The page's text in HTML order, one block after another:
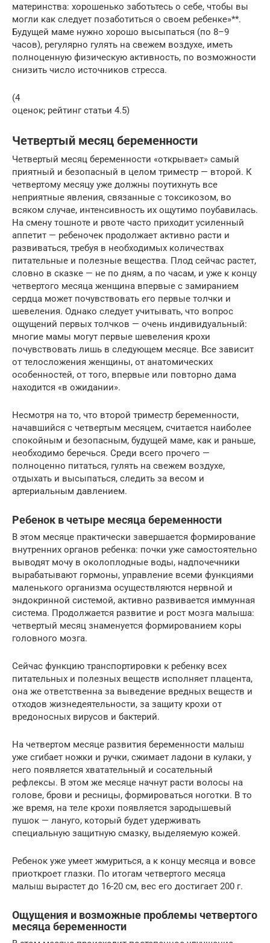
материнства: хорошенько заботьтесь о себе, чтобы вы
могли как следует позаботиться о своем ребенке»**.
Будущей маме нужно хорошо высыпаться (по 8–9
часов), регулярно гулять на свежем воздухе, иметь
полноценную физическую активность, по возможности
снизить число источников стресса.
(4
оценок; рейтинг статьи 4.5)
Четвертый месяц беременности
Четвертый месяц беременности «открывает» самый
приятный и безопасный в целом триместр — второй. К
четвертому месяцу уже должны поутихнуть все
неприятные явления, связанные с токсикозом, во
всяком случае, интенсивность их ощутимо поубавилась.
На смену тошноте и рвоте часто приходит усиленный
аппетит — ребеночек продолжает активно расти и
развиваться, требуя в необходимых количествах
питательные и полезные вещества. Плод сейчас растет,
словно в сказке — не по дням, а по часам, и уже к концу
четвертого месяца женщина впервые с замиранием
сердца может почувствовать его первые толчки и
шевеления. Однако следует учитывать, что вопрос
ощущений первых толчков — очень индивидуальный:
многие мамы могут первые шевеления крохи
почувствовать лишь в следующем месяце. Все зависит
от телосложения женщины, от анатомических
особенностей, от того, впервые или повторно дама
находится «в ожидании».
Несмотря на то, что второй триместр беременности,
начавшийся с четвертым месяцем, считается наиболее
спокойным и безопасным, будущей маме, как и раньше,
необходимо беречься. Среди всего прочего —
полноценно питаться, гулять на свежем воздухе,
отдыхать и высыпаться, следить за весом и
артериальным давлением.
Ребенок в четыре месяца беременности
В этом месяце практически завершается формирование
внутренних органов ребенка: почки уже самостоятельно
выводят мочу в околоплодные воды, надпочечники
вырабатывают гормоны, управление всеми функциями
маленького организма осуществляются нервной и
эндокринной системой, активно развивается иммунная
система. Продолжается развитие и рост мозга малыша:
четвертый месяц знаменуется формированием коры
головного мозга.
Сейчас функцию транспортировки к ребенку всех
питательных и полезных веществ исполняет плацента,
она же ответственна за выведение вредных веществ и
отходов жизнедеятельности, за защиту крохи от
вредоносных вирусов и бактерий.
На четвертом месяце развития беременности малыш
уже сгибает ножки и ручки, сжимает ладони в кулаки, у
него появляется хватательный и сосательный
рефлексы. В этом же месяце начнут расти волосы на
голове, брови и ресницы, формироваться ноготки. В то
же время, на теле крохи появляется зародышевый
пушок — лануго, который будет удерживать
специальную защитную смазку, выделяемую кожей.
Ребенок уже умеет жмуриться, а к концу месяца и вовсе
приоткроет глазки. По итогам четвертого месяца
малыш вырастет до 16-20 см, вес его достигает 200 г.
Ощущения и возможные проблемы четвертого
месяца беременности